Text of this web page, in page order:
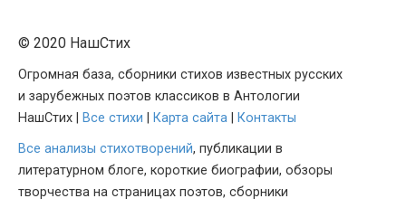
© 2020 НашСтих
Огромная база, сборники стихов известных русских
и зарубежных поэтов классиков в Антологии
НашСтих |
Все стихи Карта сайта
Контакты
Все анализы стихотворений, публикации в
литературном блоге, короткие биографии, обзоры
творчества на страницах поэтов, сборники